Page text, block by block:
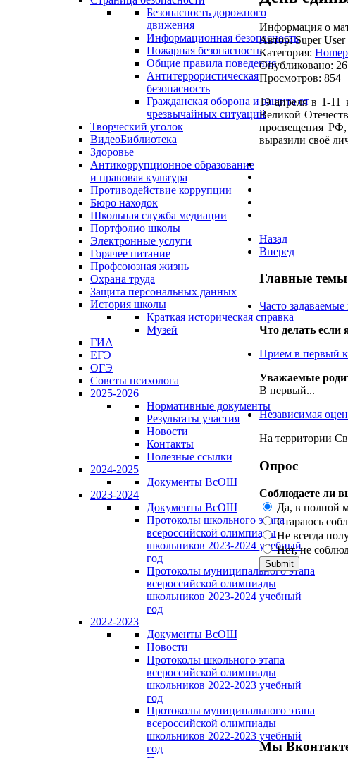
Безопасность дорожного
движения
Информационная безопасность
Пожарная безопасность
Общие правила поведения
Антитеррористическая
безопасность
Гражданская оборона и защита от
чрезвычайных ситуаций
Творческий уголок
ВидеоБиблиотека
Здоровье
Антикоррупционное образование
и правовая культура
Противодействие коррупции
Бюро находок
Школьная служба медиации
Портфолио школы
Электронные услуги
Горячее питание
Профсоюзная жизнь
Охрана труда
Защита персональных данных
История школы
Краткая историческая справка
Музей
ГИА
ЕГЭ
ОГЭ
Советы психолога
2025-2026
Нормативные документы
Результаты участия
Новости
Контакты
Полезные ссылки
2024-2025
Документы ВсОШ
2023-2024
Документы ВсОШ
Протоколы школьного этапа
всероссийской олимпиады
школьников 2023-2024 учебный
год
Протоколы муниципального этапа
всероссийской олимпиады
школьников 2023-2024 учебный
год
2022-2023
Документы ВсОШ
Новости
Протоколы школьного этапа
всероссийской олимпиады
школьников 2022-2023 учебный
год
Протоколы муниципального этапа
всероссийской олимпиады
школьников 2022-2023 учебный
год
Информация о
Автор:Super User
Категория:
Опубликовано: 26
Просмотров: 854
19 апреля в 1-11
Великой
просвещения РФ,
выразили своё
Назад
Вперед
Главные темы
Часто
Что делать если
Прием в первый
Уважаемые
В первый...
Независимая
На территории
Опрос
Соблюдаете ли
Да, в полной
Стараюсь
Не всегда
Нет, не
Мы